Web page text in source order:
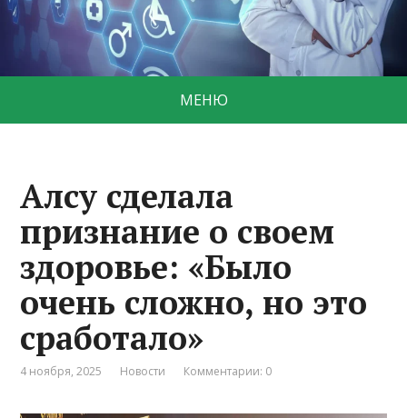
МЕНЮ
Алсу сделала
признание о своем
здоровье: «Было
очень сложно, но это
сработало»
4 ноября, 2025 Новости Комментарии: 0